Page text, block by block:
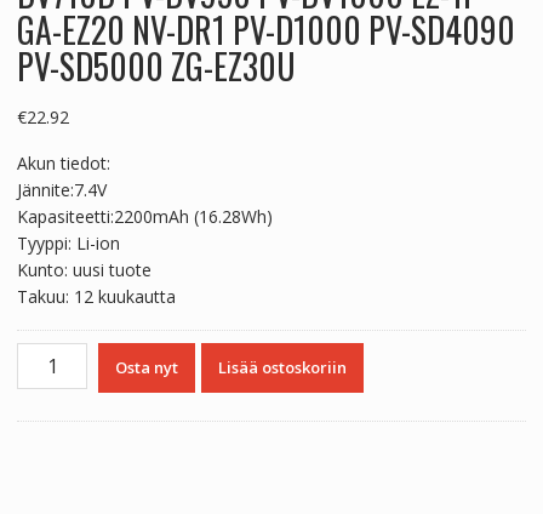
GA-EZ20 NV-DR1 PV-D1000 PV-SD4090
PV-SD5000 ZG-EZ30U
€22.92
Akun tiedot:
Jännite:7.4V
Kapasiteetti:2200mAh (16.28Wh)
Tyyppi: Li-ion
Kunto: uusi tuote
Takuu: 12 kuukautta
Yhteensopiva
Osta nyt Lisää ostoskoriin